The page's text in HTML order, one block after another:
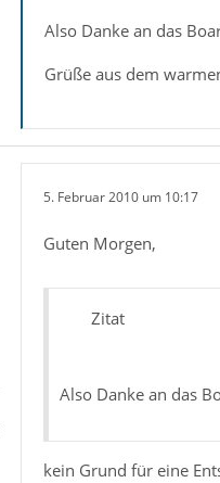
Also Danke an das
Grüße aus dem
5. Februar 2010 um 10:17
Guten Morgen,
Zitat
Also Danke an das
kein Grund für eine